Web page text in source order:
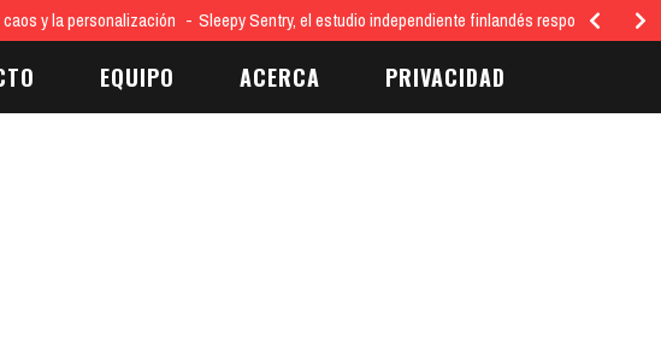
y la personalización Sleepy Sentry, el estudio independiente finlandés responsable del
EQUIPO ACERCA PRIVACIDAD